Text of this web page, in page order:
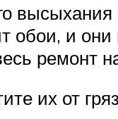
и
ремонт
их от